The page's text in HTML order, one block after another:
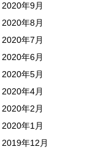
2020年9月
2020年8月
2020年7月
2020年6月
2020年5月
2020年4月
2020年2月
2020年1月
2019年12月